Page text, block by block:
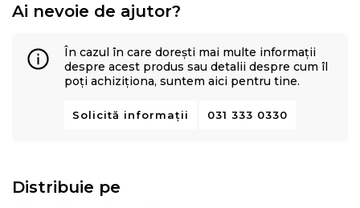
Ai nevoie de ajutor?
În cazul în care dorești mai multe informații
despre acest produs sau detalii despre cum îl
poți achiziționa, suntem aici pentru tine.
Solicită informații 031 333 0330
Distribuie pe